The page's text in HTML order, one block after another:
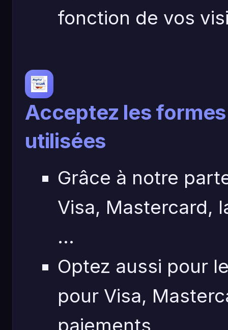
fonction de vos
Acceptez les
utilisées
Grâce à notre
Visa, Mastercard,
...
Optez aussi pour
pour Visa,
paiements